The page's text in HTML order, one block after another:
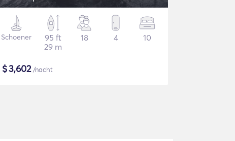
Schoener
95 ft
29 m
18 4 10
$3,602/nacht